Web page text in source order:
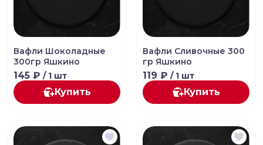
Вафли Шоколадные
300гр Яшкино
145 ₽ / 1 шт
Купить
Вафли Сливочные 300
гр Яшкино
119 ₽ / 1 шт
Купить